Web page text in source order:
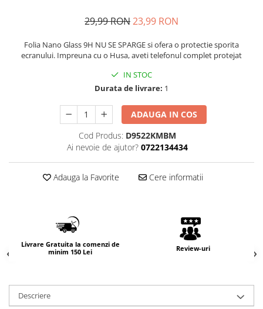
29,99 RON23,99 RON
Folia Nano Glass 9H NU SE SPARGE si ofera o protectie sporita
ecranului. Impreuna cu o Husa, aveti telefonul complet protejat
IN STOC
Durata de livrare: 1
ADAUGA IN COS
Cod Produs: D9522KMBM
Ai nevoie de ajutor? 0722134434
Adauga la Favorite Cere informatii
Livrare Gratuita la comenzi de
minim 150 Lei
Review-uri
Descriere